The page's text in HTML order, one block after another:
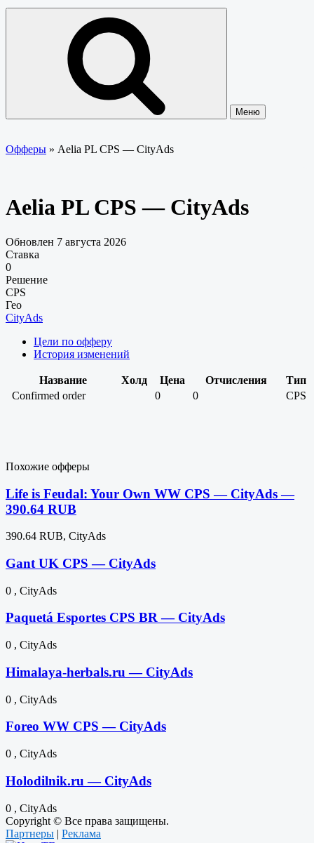
Меню
Офферы » Aelia PL CPS — CityAds
Aelia PL CPS — CityAds
Обновлен 7 августа 2026
Ставка
0
Решение
CPS
Гео
CityAds
Цели по офферу
История изменений
Название Холд Цена Отчисления
Тип
Confirmed order
0 0 CPS
Похожие офферы
Life is Feudal: Your Own WW CPS — CityAds —
390.64 RUB
390.64 RUB, CityAds
Gant UK CPS — CityAds
0 , CityAds
Paquetá Esportes CPS BR — CityAds
0 , CityAds
Himalaya-herbals.ru — CityAds
0 , CityAds
Foreo WW CPS — CityAds
0 , CityAds
Holodilnik.ru — CityAds
0 , CityAds
Copyright © Все права защищены.
Партнеры | Реклама